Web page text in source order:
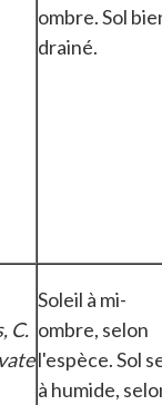
ombre. Sol
drainé.
C.
Soleil à mi-
ombre, selon
l'espèce. Sol
à humide,